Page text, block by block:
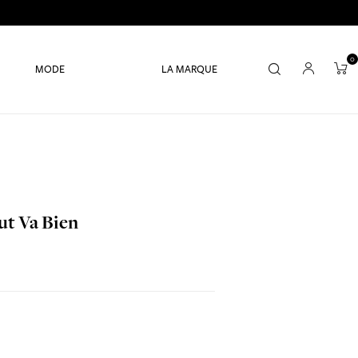
MODE LA MARQUE
0
Va Bien